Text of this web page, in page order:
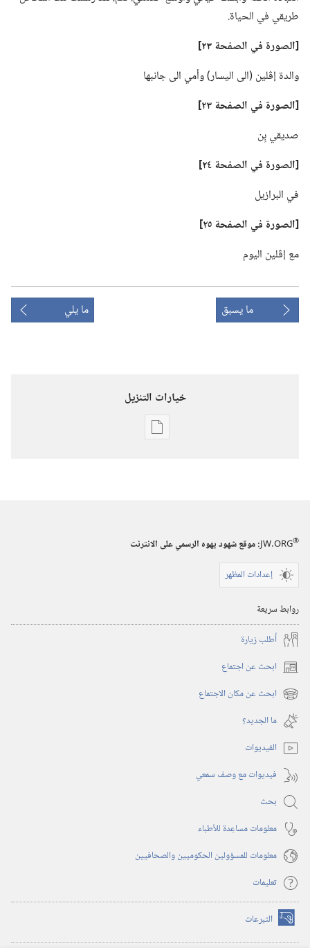
طريقي في الحياة.‏
‏[الصورة في الصفحة ٢٣]‏
والدة إڤلين (‏الى اليسار)‏ وأمي الى جانبها
‏[الصورة في الصفحة ٢٣]‏
صديقي بِن
‏[الصورة في الصفحة ٢٤]‏
في البرازيل
‏[الصورة في الصفحة ٢٥]‏
مع إڤلين اليوم
ما يسبق ما يلي
خيارات التنزيل
خيارات
الدراسية)‏
JW.ORG®
:‏ موقع شهود يهوه الرسمي على الانترنت
إعدادات المظهر
روابط سريعة
أُطلب زيارة
ابحث عن اجتماع (يفتح
نافذة ابحث عن مكان الاجتماع (يفتح
نافذة
جديدة)
ما الجديد؟‏
الفيديوات
فيديوات مع وصف سمعي
بحث
معلومات مساعِدة للأطباء
معلومات للمسؤولين الحكوميين والصحافيين
تعليمات
التبرعات (يفتح
نافذة